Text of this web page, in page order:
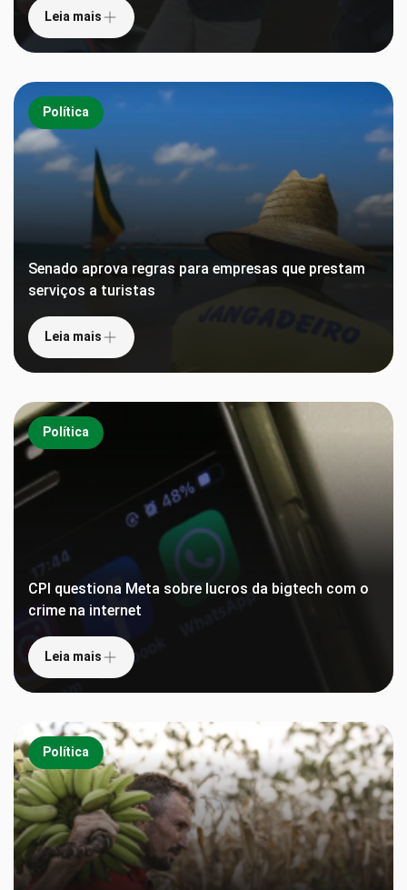
Leia mais
Política
Senado aprova regras para empresas que prestam
serviços a turistas
Leia mais
Política
CPI questiona Meta sobre lucros da bigtech com o
crime na internet
Leia mais
Política